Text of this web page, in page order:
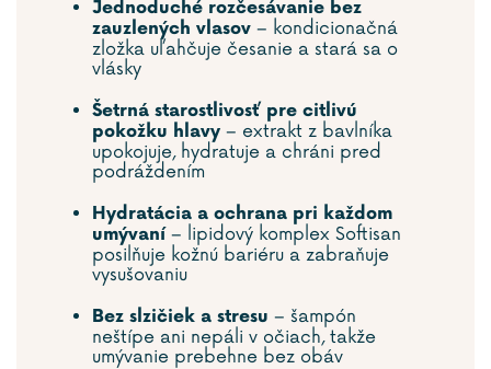
Jednoduché rozčesávanie bez
zauzlených vlasov – kondicionačná
zložka uľahčuje česanie a stará sa o
vlásky
Šetrná starostlivosť pre citlivú
pokožku hlavy – extrakt z bavlníka
upokojuje, hydratuje a chráni pred
podráždením
Hydratácia a ochrana pri každom
umývaní– lipidový komplex Softisan
posilňuje kožnú bariéru a zabraňuje
vysušovaniu
Bez slzičiek a stresu – šampón
neštípe ani nepáli v očiach, takže
umývanie prebehne bez obáv